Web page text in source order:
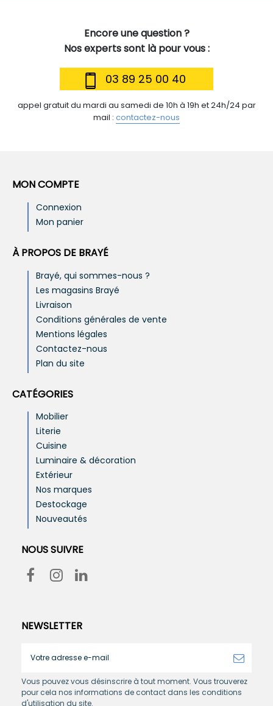
Encore une question ?
Nos experts sont là pour vous :
03 89 25 00 40
appel gratuit du mardi au samedi de 10h à 19h et 24h/24 par
mail : contactez-nous
MON COMPTE
Connexion
Mon panier
À PROPOS DE BRAYÉ
Brayé, qui sommes-nous ?
Les magasins Brayé
Livraison
Conditions générales de vente
Mentions légales
Contactez-nous
Plan du site
CATÉGORIES
Mobilier
Literie
Cuisine
Luminaire & décoration
Extérieur
Nos marques
Destockage
Nouveautés
NOUS SUIVRE
NEWSLETTER
Vous pouvez vous désinscrire à tout moment. Vous trouverez
pour cela nos informations de contact dans les conditions
d'utilisation du site.